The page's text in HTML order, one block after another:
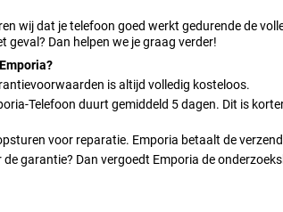
zijn ze met één druk op de sneltoets te
wat je nodig hebt in een eenvoudige en
wij dat je telefoon goed werkt gedurende de
geval? Dan helpen we je graag verder!
is altijd volledig kosteloos.
Telefoon duurt gemiddeld 5 dagen. Dit is
voor reparatie. Emporia betaalt de
garantie? Dan vergoedt Emporia de